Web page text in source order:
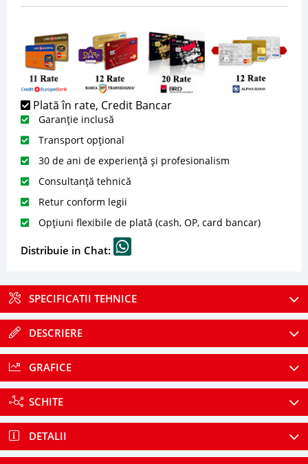
Plată în rate, Credit Bancar
Garanție inclusă
Transport opțional
30 de ani de experiență și profesionalism
Consultanță tehnică
Retur conform legii
Opțiuni flexibile de plată (cash, OP, card bancar)
Distribuie in Chat:
SPECIFICATII TEHNICE
DESCRIERE
GRAFICE
SCHITE
DETALII